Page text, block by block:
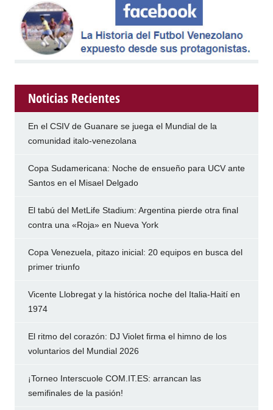
Noticias Recientes
En el CSIV de Guanare se juega el Mundial de la
comunidad italo-venezolana
Copa Sudamericana: Noche de ensueño para UCV ante
Santos en el Misael Delgado
El tabú del MetLife Stadium: Argentina pierde otra final
contra una «Roja» en Nueva York
Copa Venezuela, pitazo inicial: 20 equipos en busca del
primer triunfo
Vicente Llobregat y la histórica noche del Italia-Haití en
1974
El ritmo del corazón: DJ Violet firma el himno de los
voluntarios del Mundial 2026
¡Torneo Interscuole COM.IT.ES: arrancan las
semifinales de la pasión!